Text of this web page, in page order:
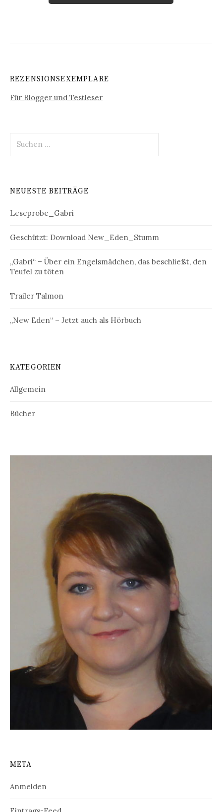
REZENSIONSEXEMPLARE
Für Blogger und Testleser
nach:
NEUESTE BEITRÄGE
Leseprobe_Gabri
Geschützt: Download New_Eden_Stumm
„Gabri“ – Über ein Engelsmädchen, das beschließt, den
Teufel zu töten
Trailer Talmon
„New Eden“ – Jetzt auch als Hörbuch
KATEGORIEN
Allgemein
Bücher
META
Anmelden